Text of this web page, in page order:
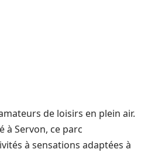
de loisirs en plein air.
à Servon, ce parc
à sensations adaptées à